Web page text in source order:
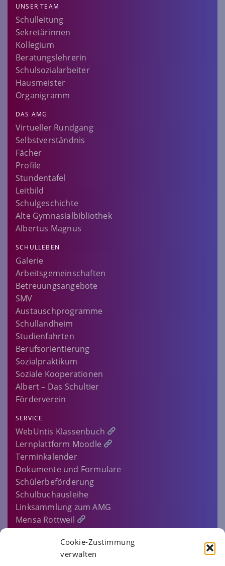
Cookie-Zustimmung
verwalten
UNSER TEAM
Schulleitung
Sekretärinnen
Kollegium
Beratungslehrerin
Schulsozialarbeiter
Hausmeister
Organigramm
DAS AMG
Virtueller Rundgang
Selbstverständnis
Fächer
Profile
Stundentafel
Leitbild
Schulgeschichte
Alte Gymnasialbibliothek
Albertus Magnus
SCHULLEBEN
Galerie
Arbeitsgemeinschaften
Betreuungsangebote
SMV
Austauschprogramme
Schullandheim
Studienfahrten
Berufsorientierung
Sozialpraktikum
Soziale Kooperationen
Albert – Das Schultier
Förderverein
SERVICE
WebUntis Klassenbuch
Lernplattform Moodle
Terminkalender
Dokumente und Formulare
Schülerbeförderung
Schulbuchausleihe
Linksammlung zum AMG
Mensa Rottweil
Sitemap